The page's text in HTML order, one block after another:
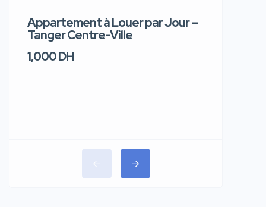
Appartement à Louer par Jour –
Tanger Centre-Ville
1,000 DH